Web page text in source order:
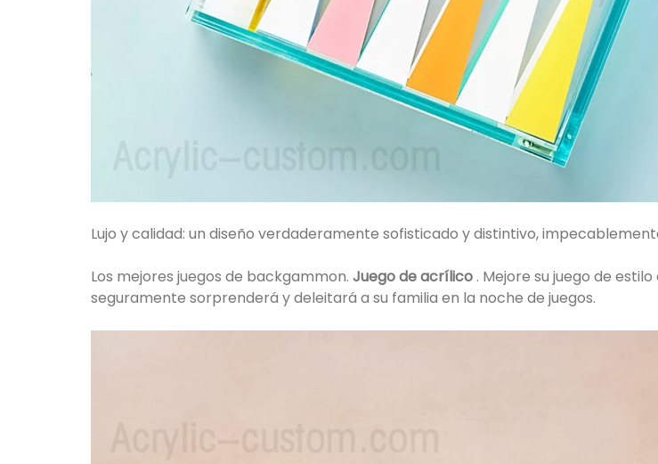
Lujo y calidad: un diseño verdaderamente sofisticado y distintivo,
Los mejores juegos de backgammon. Juego de acrílico . Mejore su juego de
seguramente sorprenderá y deleitará a su familia en la noche de juegos.